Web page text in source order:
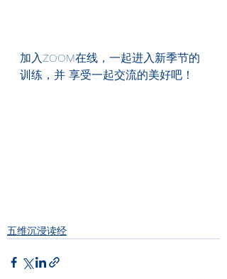
加入ZOOM在线，一起进入新季节的
训练，并 享受一起交流的美好吧！
五维沉浸读经